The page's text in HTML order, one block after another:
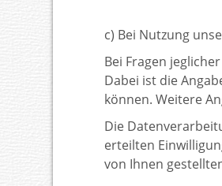
c) Bei Nutzung
Bei Fragen
Dabei ist die
können. Weitere
Die
erteilten
von Ihnen